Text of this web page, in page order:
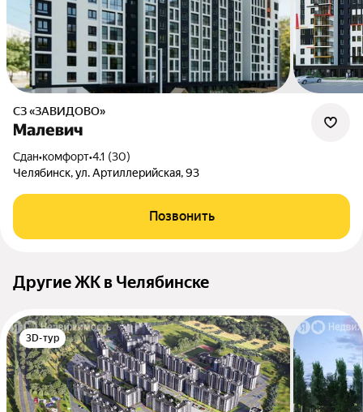
СЗ «ЗАВИДОВО»
Малевич
Сдан•комфорт•4.1 (30)
Челябинск, ул. Артиллерийская, 93
Позвонить
Другие ЖК в Челябинске
3D-тур